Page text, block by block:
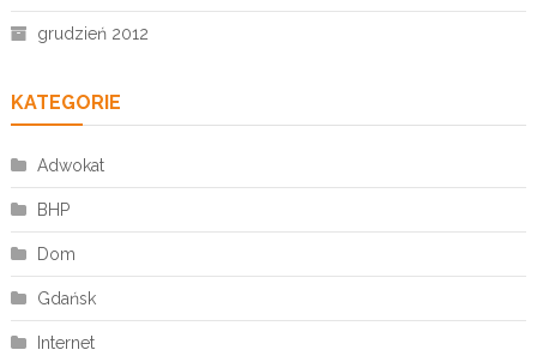
grudzień 2012
KATEGORIE
Adwokat
BHP
Dom
Gdańsk
Internet